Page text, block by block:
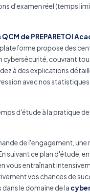
d'examen réel (temps
de PREPARETOI
propose des
cybersécurité, couvrant
à des explications
avec nos statistiques
d'étude à la pratique
de l'engagement, une
suivant ce plan d'étude, en
vous entraînant
vos chances de
le domaine de la